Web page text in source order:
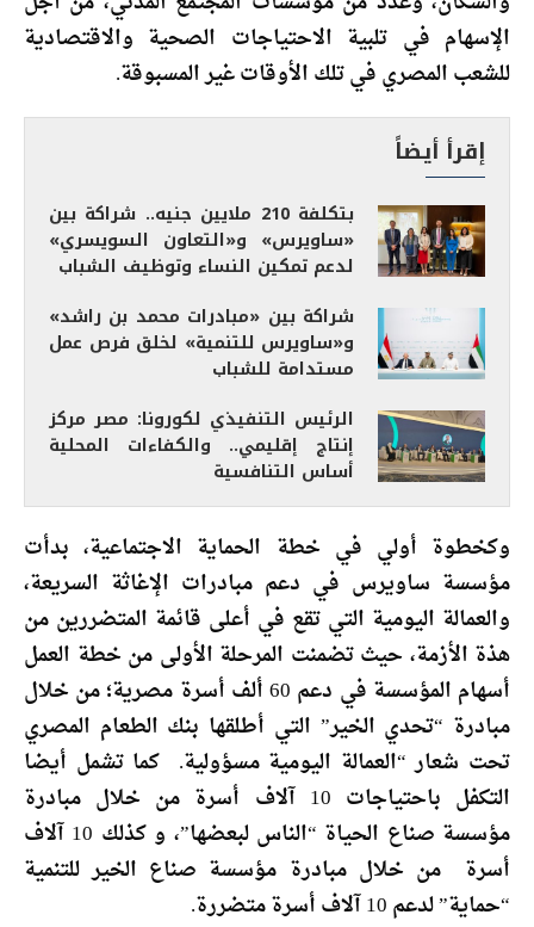
الإسهام في تلبية الاحتياجات الصحية والاقتصادية
للشعب المصري في تلك الأوقات غير المسبوقة.
إقرأ أيضاً
بتكلفة 210 ملايين جنيه.. شراكة بين
«ساويرس» و«التعاون السويسري»
لدعم تمكين النساء وتوظيف الشباب
شراكة بين «مبادرات محمد بن راشد»
و«ساويرس للتنمية» لخلق فرص عمل
مستدامة للشباب
الرئيس التنفيذي لكورونا: مصر مركز
إنتاج إقليمي.. والكفاءات المحلية
أساس التنافسية
وكخطوة أولي في خطة الحماية الاجتماعية، بدأت
مؤسسة ساويرس في دعم مبادرات الإغاثة السريعة،
والعمالة اليومية التي تقع في أعلى قائمة المتضررين من
هذة الأزمة، حيث تضمنت المرحلة الأولى من خطة العمل
أسهام المؤسسة في دعم 60 ألف أسرة مصرية؛ من خلال
مبادرة “تحدي الخير” التي أطلقها بنك الطعام المصري
تحت شعار “العمالة اليومية مسؤولية. كما تشمل أيضا
التكفل باحتياجات 10 آلاف أسرة من خلال مبادرة
مؤسسة صناع الحياة “الناس لبعضها”، و كذلك 10 آلاف
أسرة من خلال مبادرة مؤسسة صناع الخير للتنمية
“حماية” لدعم 10 آلاف أسرة متضررة.